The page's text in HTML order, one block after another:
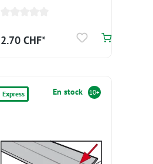
2.70 CHF*
Express En stock 10+